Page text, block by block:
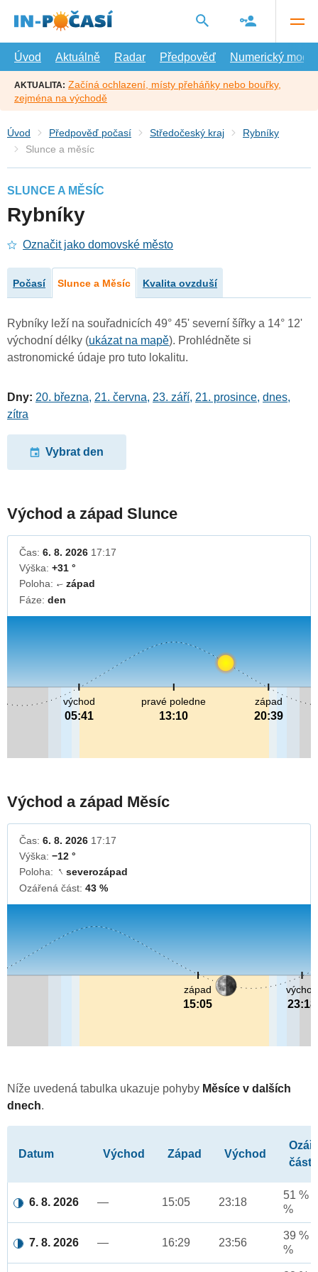
hlavní
Úvod
Aktuálně Radar Předpověď Numerický model
AKTUALITA: Začíná ochlazení, místy přeháňky nebo bouřky,
zejména na východě
Úvod Předpověď počasí Středočeský kraj
Rybníky
Slunce a měsíc
SLUNCE A MĚSÍC
Rybníky
Označit jako domovské město
Počasí Slunce a Měsíc Kvalita ovzduší
Rybníky leží na souřadnicích 49° 45' severní šířky a 14° 12'
východní délky (ukázat na mapě). Prohlédněte si
astronomické údaje pro tuto lokalitu.
Dny: 20. března, 21. června, 23. září, 21. prosince, dnes,
zítra
Vybrat den
Východ a západ Slunce
Čas: 6. 8. 2026 17:17
Výška: +31 °
Poloha:
↓západ
Fáze: den
pravé poledne
13:10
východ
05:41
západ
20:39
Východ a západ Měsíc
Čas: 6. 8. 2026 17:17
Výška: −12 °
Poloha: ↓ severozápad
Ozářená část: 43 %
východ
23:18
západ
15:05
Níže uvedená tabulka ukazuje pohyby Měsíce v dalších
dnech.
Datum Východ Západ Východ
část
6. 8. 2026 — 15:05 23:18
51 %
%
7. 8. 2026 — 16:29 23:56
39 %
%